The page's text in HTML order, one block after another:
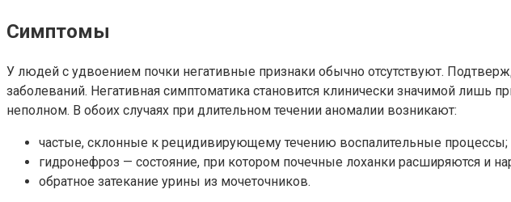
Симптомы
У людей с удвоением почки негативные признаки обычно отсутствуют.
заболеваний. Негативная симптоматика становится клинически значимой
неполном. В обоих случаях при длительном течении аномалии возникают:
частые, склонные к рецидивирующему течению воспалительные процессы;
гидронефроз — состояние, при котором почечные лоханки расширяются и
обратное затекание урины из мочеточников.